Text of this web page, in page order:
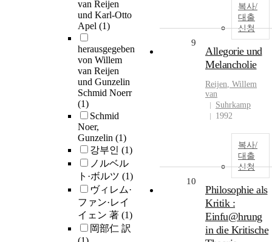
van Reijen
und Karl-Otto
Apel (1)
herausgegeben
von Willem
van Reijen
und Gunzelin
Schmid Noerr
(1)
Schmid
Noer,
Gunzelin (1)
강부인 (1)
ノルベル
ト·ボルツ (1)
ヴィレム·
ファン·レイ
イェン 著 (1)
岡部仁 訳
복사/
대출
신청
9
Allegorie und
Melancholie
Reijen, Willem
van
Suhrkamp
1992
복사/
대출
신청
10
Philosophie als
Kritik :
Einfu@hrung
in die Kritische